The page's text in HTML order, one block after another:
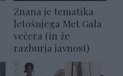
Znana je tematika
letošnjega Met Gala
večera (in že
razburja javnost)